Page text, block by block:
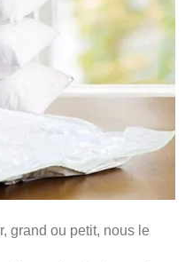
grand ou petit, nous le